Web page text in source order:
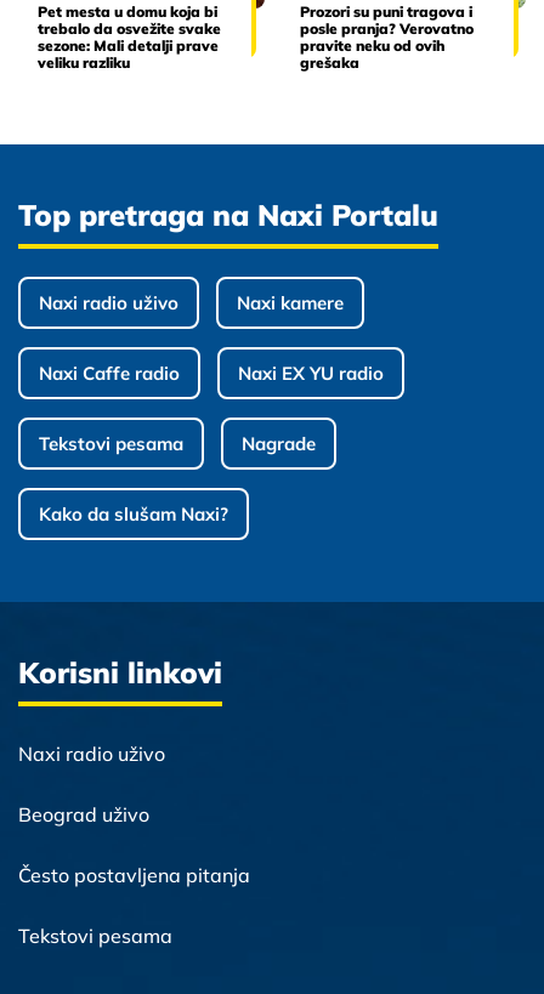
Pet mesta u domu koja bi
trebalo da osvežite svake
sezone: Mali detalji prave
veliku razliku
Prozori su puni tragova i
posle pranja? Verovatno
pravite neku od ovih
grešaka
Top pretraga na Naxi Portalu
Naxi radio uživo Naxi kamere
Naxi Caffe radio Naxi EX YU radio
Tekstovi pesama Nagrade
Kako da slušam Naxi?
Korisni linkovi
Naxi radio uživo
Beograd uživo
Često postavljena pitanja
Tekstovi pesama